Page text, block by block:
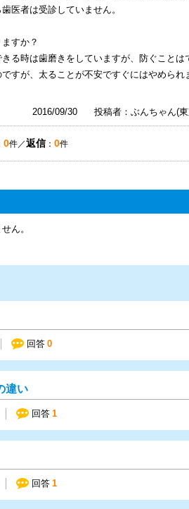
医者は受診していません。
すか？
る時は歯磨きをしていますが、防ぐことは
すが、太ることが不安ですぐにはやめられ
2016/09/30
投稿者：ぶんちゃん(
0件／返信： 0件
ん。
回答 0
違い
回答 1
回答 1